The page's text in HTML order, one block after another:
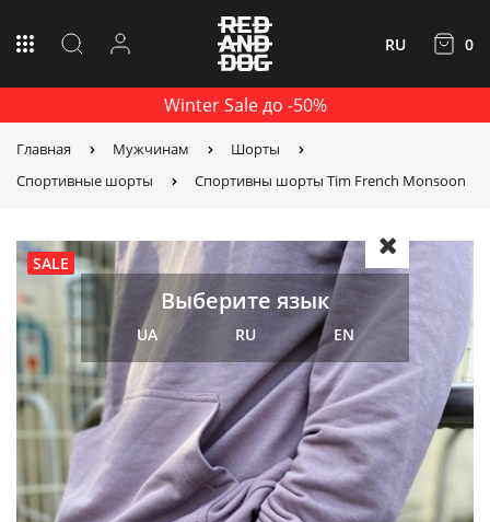
Winter Sale до -50%
RU 0
Главная Мужчинам
Шорты
Спортивные шорты
Спортивны шорты Tim French Monsoon
SALE
Выберите язык
UA RU EN